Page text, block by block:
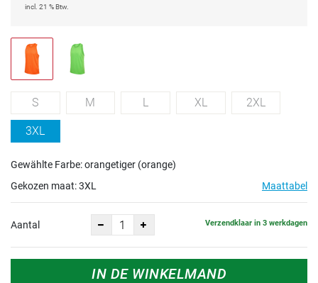
incl. 21 % Btw.
S M L XL 2XL
3XL
Gewählte Farbe: orangetiger (orange)
Gekozen maat:3XL Maattabel
Aantal Verzendklaar in 3 werkdagen
IN DE WINKELMAND